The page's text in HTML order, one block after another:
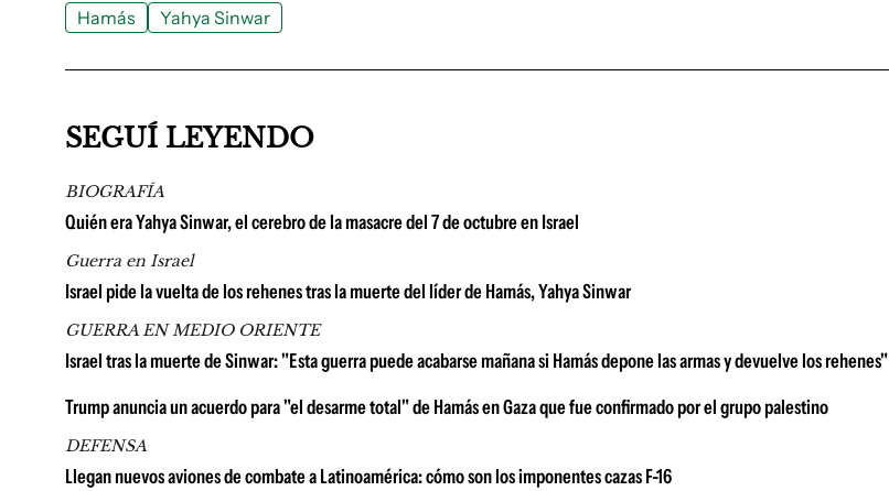
Hamás Yahya Sinwar
SEGUÍ LEYENDO
BIOGRAFÍA
Quién era Yahya Sinwar, el cerebro de la masacre del 7 de octubre en Israel
Guerra en Israel
Israel pide la vuelta de los rehenes tras la muerte del líder de Hamás, Yahya Sinwar
GUERRA EN MEDIO ORIENTE
Israel tras la muerte de Sinwar: "Esta guerra puede acabarse mañana si Hamás depone las armas y devuelve los rehenes"
Trump anuncia un acuerdo para "el desarme total" de Hamás en Gaza que fue confirmado por el grupo palestino
DEFENSA
Llegan nuevos aviones de combate a Latinoamérica: cómo son los imponentes cazas F-16